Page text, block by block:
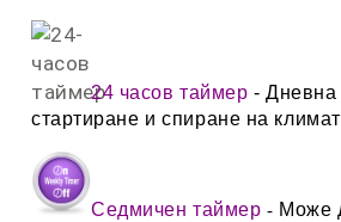
24 часов таймер - Дневна
стартиране и спиране на
Седмичен таймер - Може